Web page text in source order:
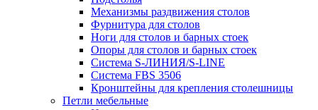
Механизмы раздвижения столов
Фурнитура для столов
Ноги для столов и барных стоек
Опоры для столов и барных стоек
Система S-ЛИНИЯ/S-LINE
Система FBS 3506
Кронштейны для крепления столешницы
Петли мебельные